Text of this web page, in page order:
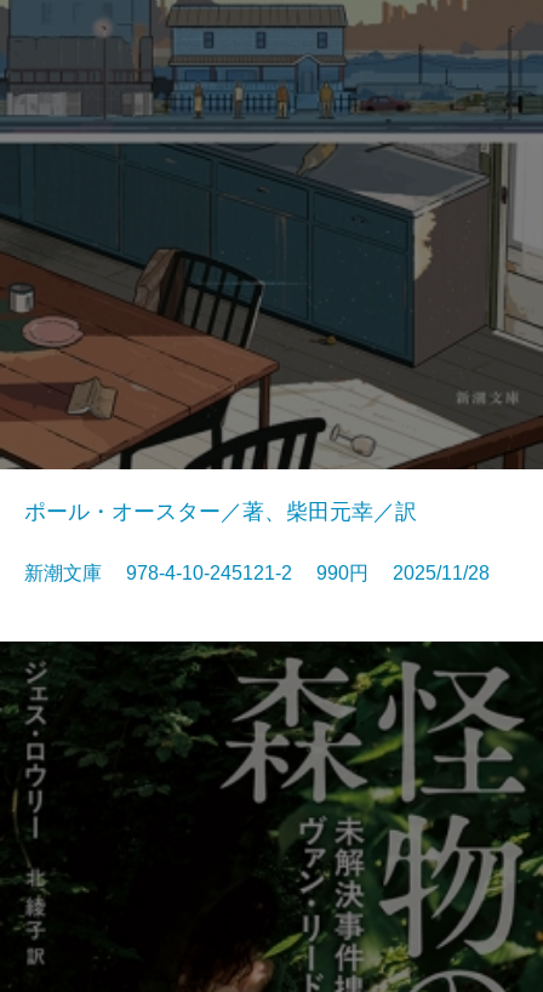
ポール・オースター／著、柴田元幸／訳
新潮文庫 978-4-10-245121-2 990円 2025/11/28